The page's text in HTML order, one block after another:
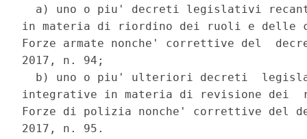
a) uno o piu' decreti legislativi
in materia di riordino dei ruoli e delle
Forze armate nonche' correttive del
2017, n. 94;
b) uno o piu' ulteriori decreti
integrative in materia di revisione dei
Forze di polizia nonche' correttive del
2017, n. 95.